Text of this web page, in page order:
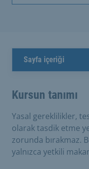
Sayfa içeriği
Kursun tanımı
Yasal gereklilikler,
olarak tasdik etme
zorunda bırakmaz.
yalnızca yetkili